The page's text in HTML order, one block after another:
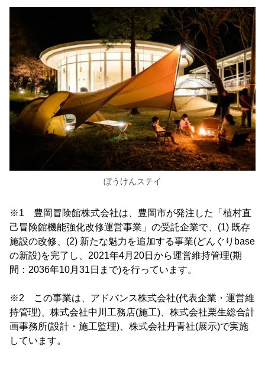
ぼうけんステイ
※1 豊岡冒険館株式会社は、豊岡市が発注した「植村直
己冒険館機能強化改修運営事業」の受託企業で、(1) 既存
施設の改修、(2) 新たな魅力を追加する事業(どんぐりbase
の新設)を完了し、2021年4月20日から運営維持管理(期
間：2036年10月31日まで)を行っています。
※2 この事業は、アドバンス株式会社(代表企業・運営維
持管理)、株式会社中川工務店(施工)、株式会社栗生総合計
画事務所(設計・施工監理)、株式会社丹青社(展示)で実施
しています。